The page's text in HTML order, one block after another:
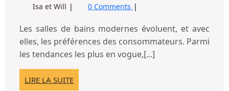
sur
les
douches
à
l’italienne
Isa et Will Mon
sur
les
douches
à
l’italienne
:
0 Comments
Les salles de bains modernes évoluent, et avec
elles, les préférences des consommateurs. Parmi
les tendances les plus en vogue,[...]
LIRE LA SUITELIRE